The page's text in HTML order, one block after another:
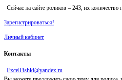
Сейчас на сайте роликов – 243 , их количество
Зарегистрироваться!
Личный кабинет
Контакты
ExcelFishki@yandex.ru